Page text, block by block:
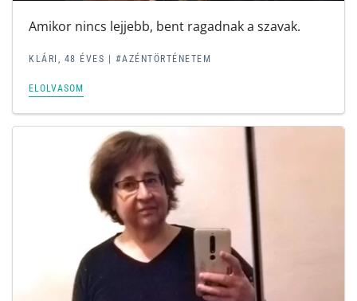
Amikor nincs lejjebb, bent ragadnak a szavak.
KLÁRI, 48 ÉVES | #AZÉNTÖRTÉNETEM
ELOLVASOM